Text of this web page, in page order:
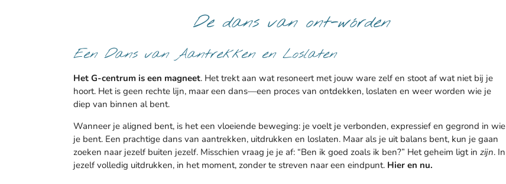
De dans van ont-wórden
Een Dans van Aantrekken en Loslaten
Het G-centrum is een magneet. Het trekt aan wat resoneert met jouw ware zelf en stoot af wat niet bij je
hoort. Het is geen rechte lijn, maar een dans—een proces van ontdekken, loslaten en weer worden wie je
diep van binnen al bent.
Wanneer je aligned bent, is het een vloeiende beweging: je voelt je verbonden, expressief en gegrond in wie
je bent. Een prachtige dans van aantrekken, uitdrukken en loslaten. Maar als je uit balans bent, kun je gaan
zoeken naar jezelf buiten jezelf. Misschien vraag je je af: “Ben ik goed zoals ik ben?” Het geheim ligt in zijn. In
jezelf volledig uitdrukken, in het moment, zonder te streven naar een eindpunt. Hier en nu.